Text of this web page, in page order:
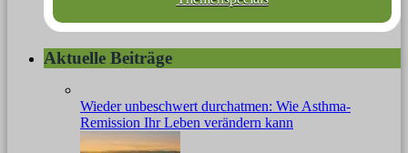
Aktuelle Beiträge
Wieder unbeschwert durchatmen: Wie Asthma-
Remission Ihr Leben verändern kann